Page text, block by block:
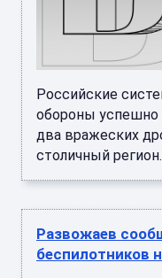
Российские
обороны успешно
два вражеских
столичный
Развожаев
беспилотников